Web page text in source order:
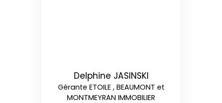
Delphine JASINSKI
Gérante ETOILE , BEAUMONT et
MONTMEYRAN IMMOBILIER